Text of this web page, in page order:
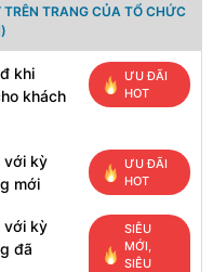
TRANG CỦA TỔ CHỨC
khi
khách
ƯU ĐÃI
HOT
với kỳ
mới
ƯU ĐÃI
HOT
với kỳ
đã
SIÊU
MỚI,
SIÊU